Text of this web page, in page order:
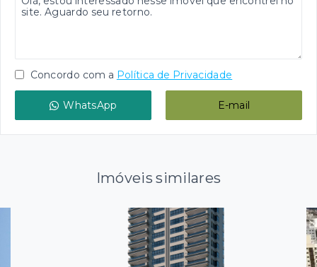
Concordo com a Política de Privacidade
WhatsApp E-mail
Imóveis similares